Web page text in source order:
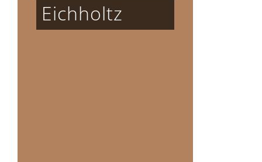
Eichholtz